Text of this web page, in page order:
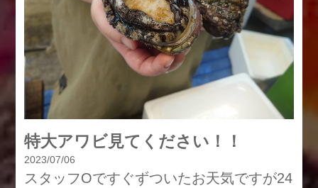
特大アワビ見てください！！
2023/07/06
スタッフOですぐずついたお天気ですが24